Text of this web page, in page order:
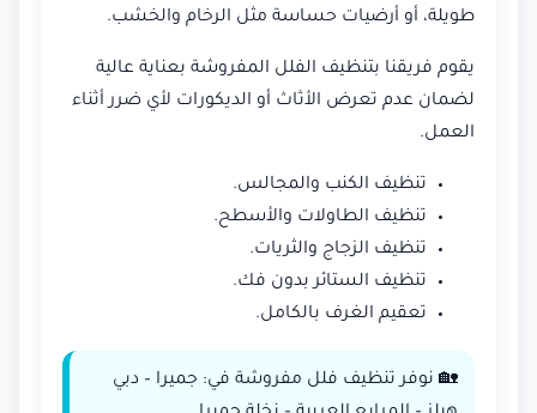
طويلة، أو أرضيات حساسة مثل الرخام والخشب.
يقوم فريقنا بتنظيف الفلل المفروشة بعناية عالية
لضمان عدم تعرض الأثاث أو الديكورات لأي ضرر أثناء
العمل.
تنظيف الكنب والمجالس.
تنظيف الطاولات والأسطح.
تنظيف الزجاج والثريات.
تنظيف الستائر بدون فك.
تعقيم الغرف بالكامل.
🏡 نوفر تنظيف فلل مفروشة في: جميرا – دبي